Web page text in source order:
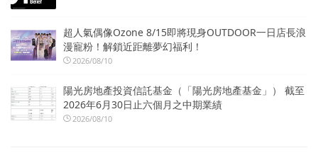
超人氣偶像Ozone 8/15即將現身OUTDOOR一日店長浪
漫寵粉！解鎖近距離夢幻福利！
2026/08/10
陽光房地產投資信託基金（「陽光房地產基金」） 截至
2026年6月30日止六個月之中期業績
2026/08/10